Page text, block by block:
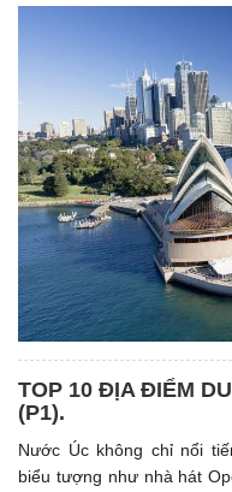
TOP 10 ĐỊA ĐIỂM
(P1). ​
Nước Úc không chỉ nổi
biểu tượng như nhà hát